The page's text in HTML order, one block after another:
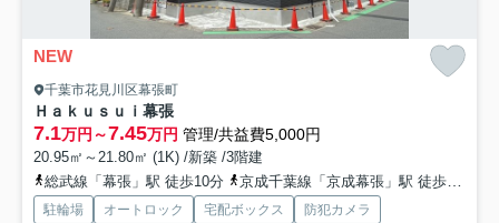
NEW
千葉市花見川区幕張町
Ｈａｋｕｓｕｉ幕張
7.1万円～7.45万円 管理/共益費5,000円
20.95㎡～21.80㎡ (1K) /新築 /3階建
総武線「幕張」駅 徒歩10分
京成千葉線「京成幕張」駅 徒歩11分
駐輪場 オートロック 宅配ボックス
防犯カメラ